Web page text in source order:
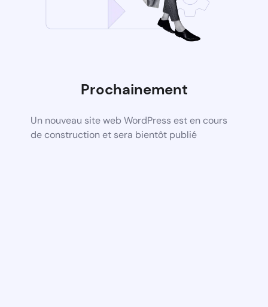
Prochainement
Un nouveau site web WordPress est en cours
de construction et sera bientôt publié